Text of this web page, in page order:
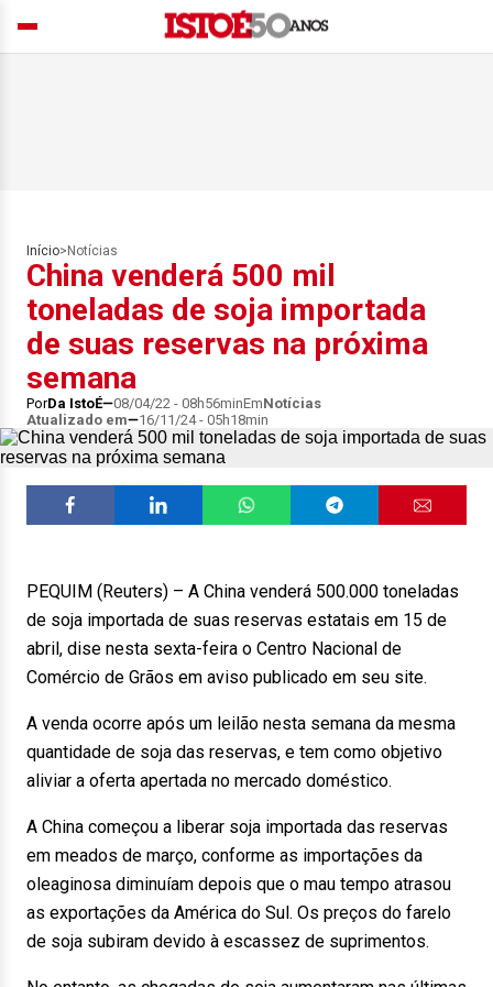
Início> Notícias
China venderá 500 mil
toneladas de soja importada
de suas reservas na próxima
semana
PorDa IstoÉ 08/04/22 - 08h56minEmNotícias
Atualizado em
16/11/24 - 05h18min
PEQUIM (Reuters) – A China venderá 500.000 toneladas
de soja importada de suas reservas estatais em 15 de
abril, dise nesta sexta-feira o Centro Nacional de
Comércio de Grãos em aviso publicado em seu site.
A venda ocorre após um leilão nesta semana da mesma
quantidade de soja das reservas, e tem como objetivo
aliviar a oferta apertada no mercado doméstico.
A China começou a liberar soja importada das reservas
em meados de março, conforme as importações da
oleaginosa diminuíam depois que o mau tempo atrasou
as exportações da América do Sul. Os preços do farelo
de soja subiram devido à escassez de suprimentos.